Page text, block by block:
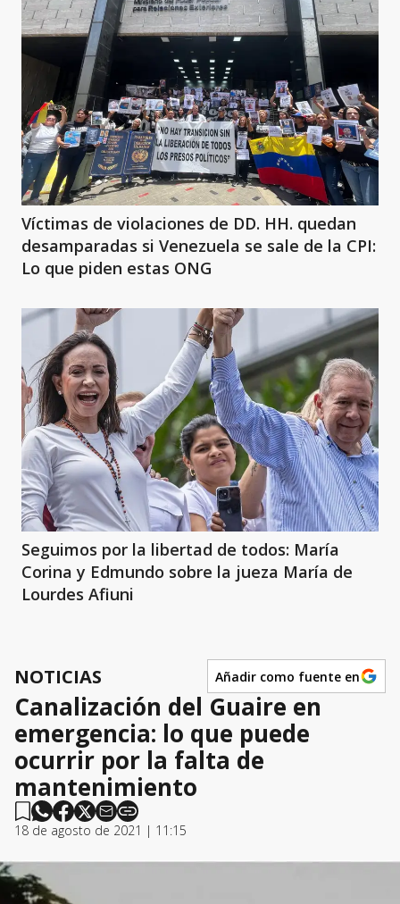
Víctimas de violaciones de DD. HH. quedan
desamparadas si Venezuela se sale de la CPI:
Lo que piden estas ONG
Seguimos por la libertad de todos: María
Corina y Edmundo sobre la jueza María de
Lourdes Afiuni
NOTICIAS Añadir como fuente en
Canalización del Guaire en
emergencia: lo que puede
ocurrir por la falta de
mantenimiento
18 de agosto de 2021 | 11:15